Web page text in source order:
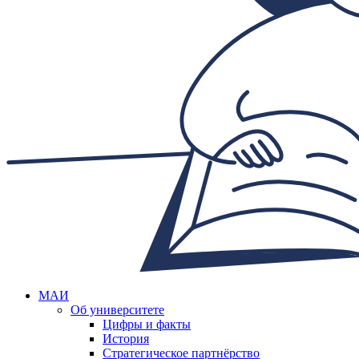
МАИ
Об университете
Цифры и факты
История
Стратегическое партнёрство